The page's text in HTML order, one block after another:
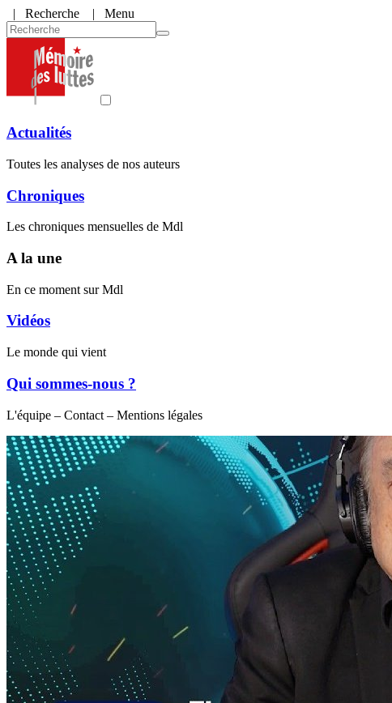
| Recherche | Menu
Actualités
Toutes les analyses de nos auteurs
Chroniques
Les chroniques mensuelles de Mdl
A la une
En ce moment sur Mdl
Vidéos
Le monde qui vient
Qui sommes-nous ?
L'équipe – Contact – Mentions légales